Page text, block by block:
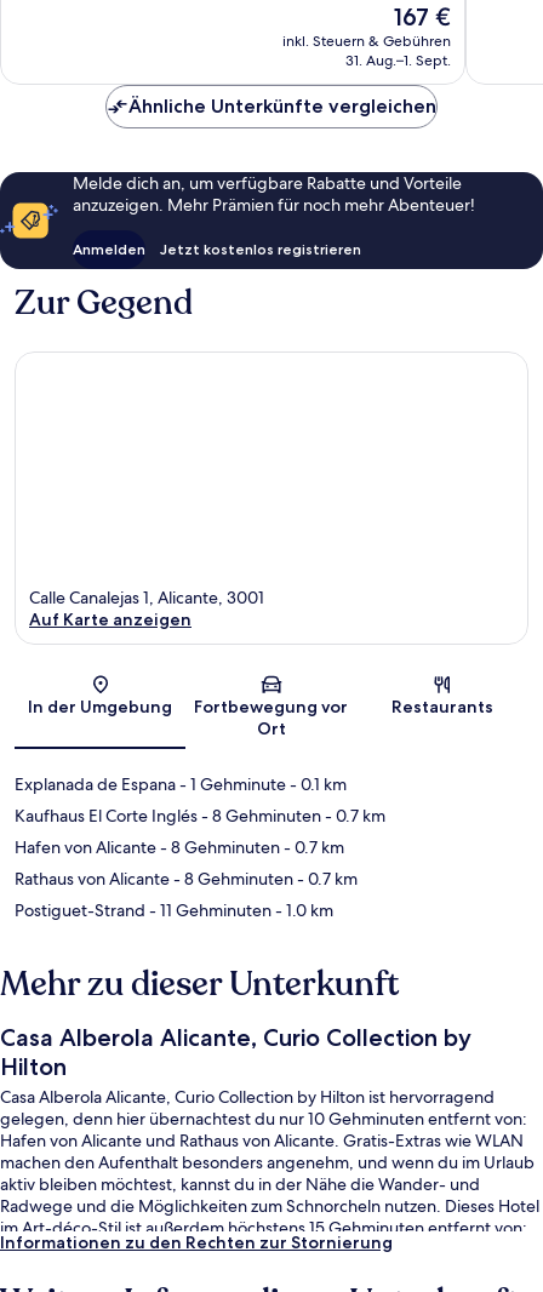
Der
Preis
beträgt
167 €
inkl. Steuern & Gebühren
31. Aug.–1. Sept.
Ähnliche Unterkünfte vergleichen
Melde dich an, um verfügbare Rabatte und Vorteile
anzuzeigen. Mehr Prämien für noch mehr Abenteuer!
Anmelden Jetzt kostenlos registrieren
Zur Gegend
Karte
Calle Canalejas 1, Alicante, 3001
Auf Karte anzeigen
In der Umgebung
Fortbewegung vor
Ort
Restaurants
Explanada de Espana- 1 Gehminute- 0.1 km
Kaufhaus El Corte Inglés- 8 Gehminuten- 0.7 km
Hafen von Alicante- 8 Gehminuten- 0.7 km
Rathaus von Alicante- 8 Gehminuten- 0.7 km
Postiguet-Strand - 11 Gehminuten- 1.0 km
Mehr zu dieser Unterkunft
Casa Alberola Alicante, Curio Collection by
Hilton
Casa Alberola Alicante, Curio Collection by Hilton ist hervorragend
gelegen, denn hier übernachtest du nur 10 Gehminuten entfernt von:
Hafen von Alicante und Rathaus von Alicante. Gratis-Extras wie WLAN
machen den Aufenthalt besonders angenehm, und wenn du im Urlaub
aktiv bleiben möchtest, kannst du in der Nähe die Wander- und
Radwege und die Möglichkeiten zum Schnorcheln nutzen. Dieses Hotel
im Art-déco-Stil ist außerdem höchstens 15 Gehminuten entfernt von:
Kaufhaus El Corte Inglés und Postiguet-Strand. Das hilfsbereite
Informationen zu den Rechten zur Stornierung